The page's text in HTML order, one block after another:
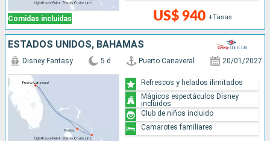
Comidas incluidas US$ 940 +Tasas
ESTADOS UNIDOS, BAHAMAS
Disney Fantasy 5 d Puerto Canaveral 20/01/2027
Refrescos y helados ilimitados
Mágicos espectáculos Disney
incluidos
Club de niños incluido
Camarotes familiares